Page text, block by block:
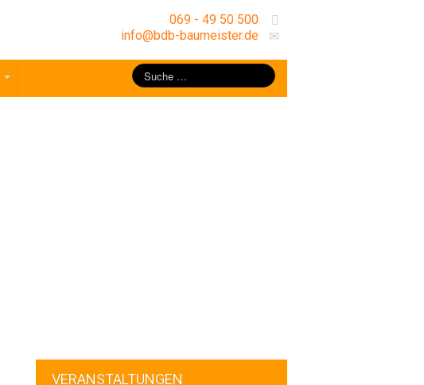
069 - 49 50 500
info@bdb-baumeister.de
VERANSTALTUNGEN